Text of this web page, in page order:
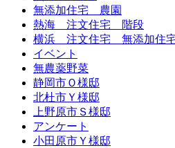
無添加住宅 農園
熱海 注文住宅 階段
横浜 注文住宅 無添加住
イベント
無農薬野菜
静岡市Ｏ様邸
北杜市Ｙ様邸
上野原市Ｓ様邸
アンケート
小田原市Ｙ様邸